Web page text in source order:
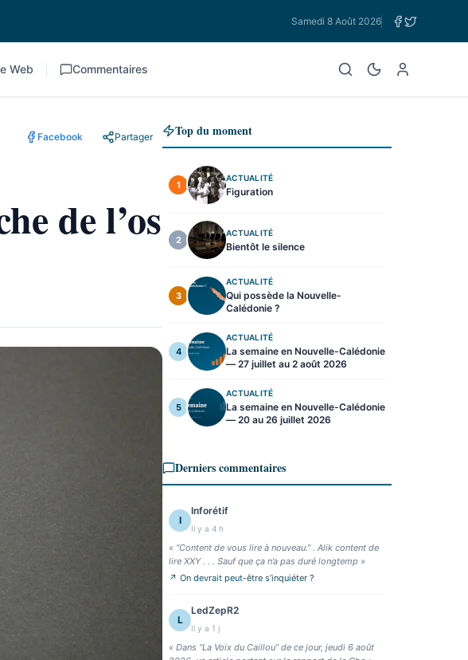
Samedi 8 Août 2026
Web Commentaires
Facebook Partager
de l’os
Top du moment
1
ACTUALITÉ
Figuration
2
ACTUALITÉ
Bientôt le silence
3
ACTUALITÉ
Qui possède la Nouvelle-
Calédonie ?
4
ACTUALITÉ
La semaine en Nouvelle-Calédonie
— 27 juillet au 2 août 2026
5
ACTUALITÉ
La semaine en Nouvelle-Calédonie
— 20 au 26 juillet 2026
Derniers commentaires
I
Inforétif
Il y a 4 h
« “Content de vous lire à nouveau.” . Alik content de
lire XXY . . . Sauf que ça n’a pas duré longtemp »
↗ On devrait peut-être s’inquiéter ?
L
LedZepR2
Il y a 1 j
« Dans “La Voix du Caillou” de ce jour, jeudi 6 août